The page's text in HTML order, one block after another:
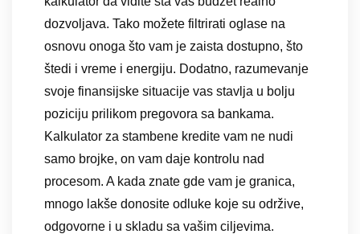
dozvoljava. Tako možete filtrirati oglase na
osnovu onoga što vam je zaista dostupno, što
štedi i vreme i energiju. Dodatno, razumevanje
svoje finansijske situacije vas stavlja u bolju
poziciju prilikom pregovora sa bankama.
Kalkulator za stambene kredite vam ne nudi
samo brojke, on vam daje kontrolu nad
procesom. A kada znate gde vam je granica,
mnogo lakše donosite odluke koje su održive,
odgovorne i u skladu sa vašim ciljevima.